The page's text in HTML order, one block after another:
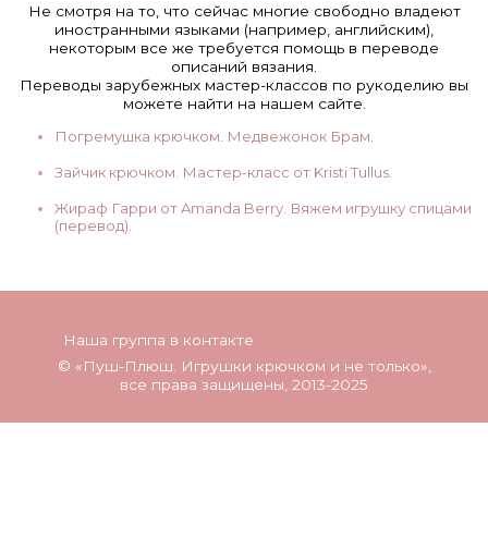
Не смотря на то, что сейчас многие свободно владеют
иностранными языками (например, английским),
некоторым все же требуется помощь в переводе
описаний вязания.
Переводы зарубежных мастер-классов по рукоделию вы
можете найти на нашем сайте.
Погремушка крючком. Медвежонок Брам.
Зайчик крючком. Мастер-класс от Kristi Tullus.
Жираф Гарри от Amanda Berry. Вяжем игрушку спицами
(перевод).
Наша группа в контакте
© «Пуш-Плюш. Игрушки крючком и не только»
все права защищены, 2013-2025